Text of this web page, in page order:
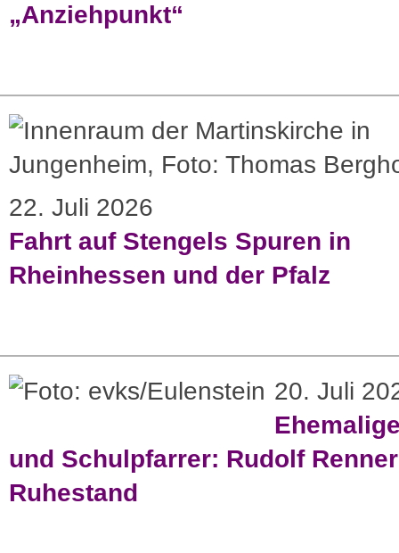
„Anziehpunkt“
22. Juli 2026
Fahrt auf Stengels Spuren in
Rheinhessen und der Pfalz
20. Juli
und Schulpfarrer: Rudolf
Ruhestand